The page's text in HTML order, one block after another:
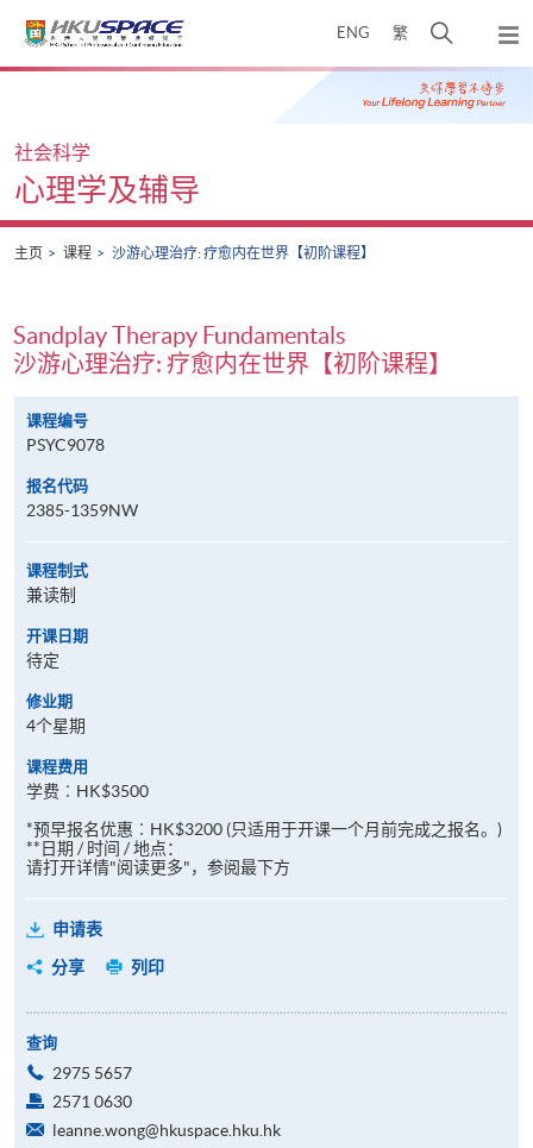
ENG 繁
开
搜
寻
弹
出
主
Main
社会科学
心理学及辅导
主页 课程 沙游心理治疗: 疗愈内在世界【初阶课程】
Sandplay Therapy Fundamentals
沙游心理治疗: 疗愈内在世界【初阶课程】
课程编号
PSYC9078
报名代码
2385-1359NW
课程制式
兼读制
开课日期
待定
修业期
4个星期
课程费用
学费︰HK$3500
*预早报名优惠︰HK$3200 (只适用于开课一个月前完成之报名。)
**日期 / 时间 / 地点：
请打开详情"阅读更多"，参阅最下方
申请表
分享
列印
查询
2975 5657
2571 0630
leanne.wong@hkuspace.hku.hk